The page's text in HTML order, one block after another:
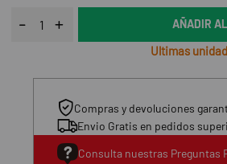
AÑADIR
Ultimas
Compras y devoluciones
Envio Gratis en pedidos
Consulta nuestras Preguntas